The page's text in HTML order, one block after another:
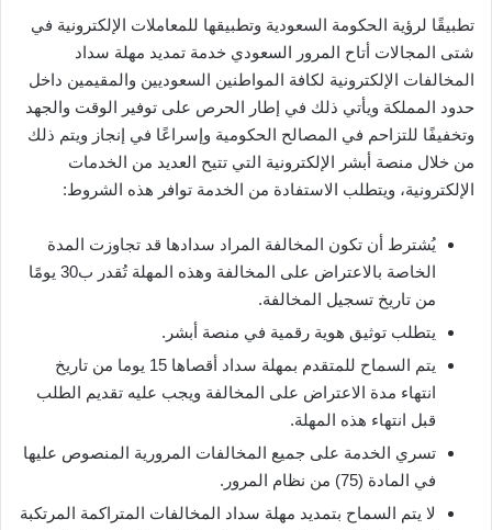
تطبيقًا لرؤية الحكومة السعودية وتطبيقها للمعاملات الإلكترونية في
شتى المجالات أتاح المرور السعودي خدمة تمديد مهلة سداد
المخالفات الإلكترونية لكافة المواطنين السعوديين والمقيمين داخل
حدود المملكة ويأتي ذلك في إطار الحرص على توفير الوقت والجهد
وتخفيفًا للتزاحم في المصالح الحكومية وإسراعًا في إنجاز ويتم ذلك
من خلال منصة أبشر الإلكترونية التي تتيح العديد من الخدمات
الإلكترونية، ويتطلب الاستفادة من الخدمة توافر هذه الشروط:
يُشترط أن تكون المخالفة المراد سدادها قد تجاوزت المدة
الخاصة بالاعتراض على المخالفة وهذه المهلة تُقدر ب30 يومًا
من تاريخ تسجيل المخالفة.
يتطلب توثيق هوية رقمية في منصة أبشر.
يتم السماح للمتقدم بمهلة سداد أقصاها 15 يوما من تاريخ
انتهاء مدة الاعتراض على المخالفة ويجب عليه تقديم الطلب
قبل انتهاء هذه المهلة.
تسري الخدمة على جميع المخالفات المرورية المنصوص عليها
في المادة (75) من نظام المرور.
لا يتم السماح بتمديد مهلة سداد المخالفات المتراكمة المرتكبة